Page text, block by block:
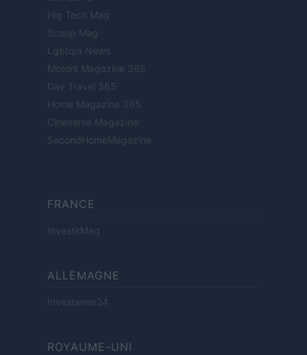
Hig Tech Mag
Scoop Mag
Lgbtqia News
Motors Magazine 365
Day Travel 365
Home Magazine 365
Cineverse Magazine
SecondHomeMagazine
FRANCE
InvestirMag
ALLEMAGNE
Investieren24
ROYAUME-UNI